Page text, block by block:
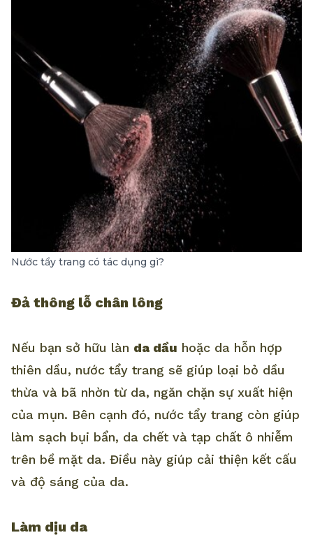
Nước tẩy trang có tác dụng gì?
Đả thông lỗ chân lông
Nếu bạn sở hữu làn da dầu hoặc da hỗn hợp
thiên dầu, nước tẩy trang sẽ giúp loại bỏ dầu
thừa và bã nhờn từ da, ngăn chặn sự xuất hiện
của mụn. Bên cạnh đó, nước tẩy trang còn giúp
làm sạch bụi bẩn, da chết và tạp chất ô nhiễm
trên bề mặt da. Điều này giúp cải thiện kết cấu
và độ sáng của da.
Làm dịu da